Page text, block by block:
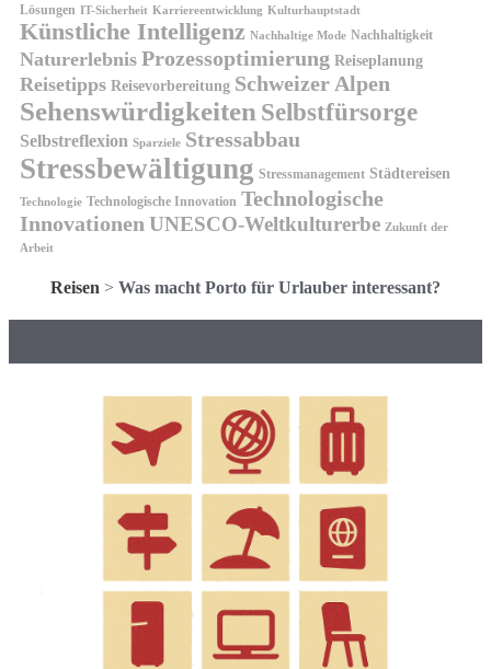
Lösungen IT-Sicherheit Karriereentwicklung Kulturhauptstadt
Künstliche Intelligenz Nachhaltige Mode Nachhaltigkeit
Naturerlebnis Prozessoptimierung Reiseplanung
Reisetipps Reisevorbereitung Schweizer Alpen
Sehenswürdigkeiten Selbstfürsorge
Selbstreflexion Sparziele Stressabbau
Stressbewältigung Stressmanagement Städtereisen
Technologie Technologische Innovation Technologische
Innovationen UNESCO-Weltkulturerbe Zukunft der
Arbeit
Reisen > Was macht Porto für Urlauber interessant?